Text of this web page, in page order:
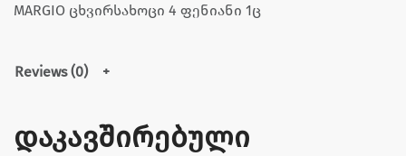
MARGIO ცხვირსახოცი 4 ფენიანი 1ც
Reviews (0)
დაკავშირებული